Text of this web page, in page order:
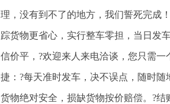
理，没有到不了的地方，我们誓死完成
踪货物更省心，实行整车零担，当日发
信价平，?欢迎来人来电洽谈，您只需
捷：?每天准时发车，决不误点，随时
货物绝对安全，损缺货物按价赔偿。?结